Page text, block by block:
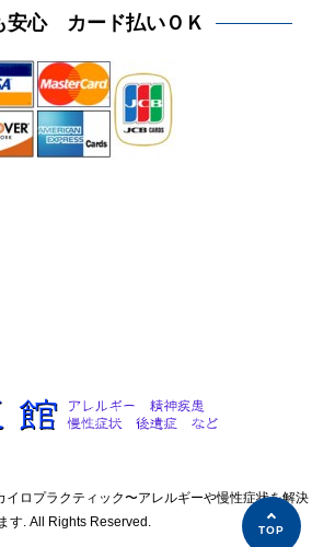
安心 カード払いＯＫ
ロプラクティック〜アレルギーや慢性症状を解決
す. All Rights Reserved.